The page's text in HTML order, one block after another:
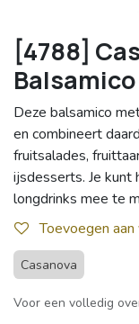
[4788]
Deze balsamico
en combineert
fruitsalades,
ijsdesserts. Je kunt
longdrinks mee te
Toevoegen
Casanova
Voor een volledig